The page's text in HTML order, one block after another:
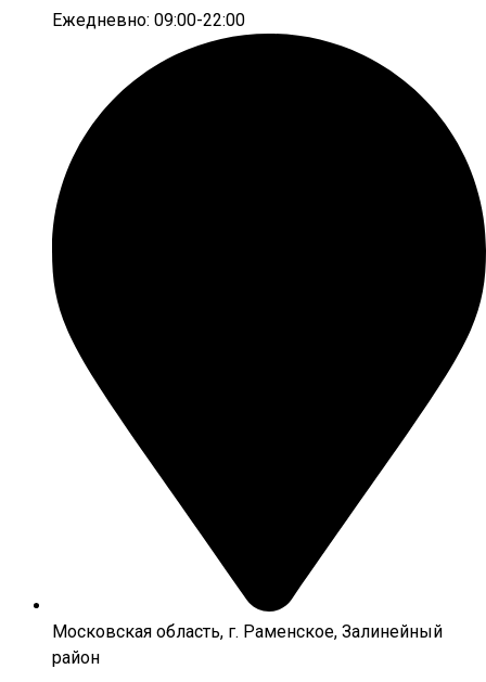
Ежедневно: 09:00-22:00
Московская область, г. Раменское, Залинейный
район